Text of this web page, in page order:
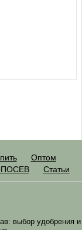
Оптом
Статьи
выбор удобрения и